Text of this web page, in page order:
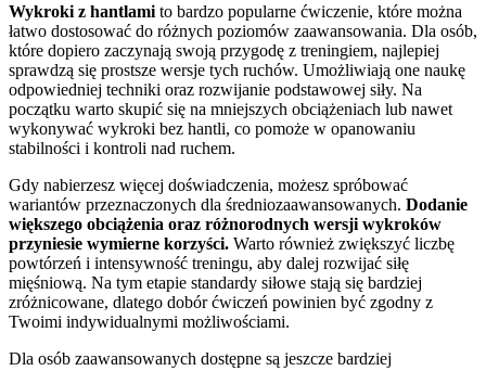
Wykroki z hantlami to bardzo popularne ćwiczenie, które można
łatwo dostosować do różnych poziomów zaawansowania. Dla osób,
które dopiero zaczynają swoją przygodę z treningiem, najlepiej
sprawdzą się prostsze wersje tych ruchów. Umożliwiają one naukę
odpowiedniej techniki oraz rozwijanie podstawowej siły. Na
początku warto skupić się na mniejszych obciążeniach lub nawet
wykonywać wykroki bez hantli, co pomoże w opanowaniu
stabilności i kontroli nad ruchem.
Gdy nabierzesz więcej doświadczenia, możesz spróbować
wariantów przeznaczonych dla średniozaawansowanych. Dodanie
większego obciążenia oraz różnorodnych wersji wykroków
przyniesie wymierne korzyści. Warto również zwiększyć liczbę
powtórzeń i intensywność treningu, aby dalej rozwijać siłę
mięśniową. Na tym etapie standardy siłowe stają się bardziej
zróżnicowane, dlatego dobór ćwiczeń powinien być zgodny z
Twoimi indywidualnymi możliwościami.
Dla osób zaawansowanych dostępne są jeszcze bardziej